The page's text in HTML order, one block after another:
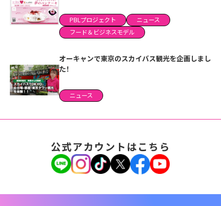
PBLプロジェクト
ニュース
フード＆ビジネスモデル
オーキャンで東京のスカイバス観光を企画しまし
た！
ニュース
公式アカウントはこちら